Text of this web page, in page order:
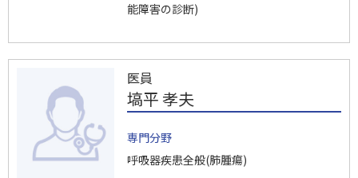
能障害の診断)
医員
塙平 孝夫
専門分野
呼吸器疾患全般(肺腫瘍)